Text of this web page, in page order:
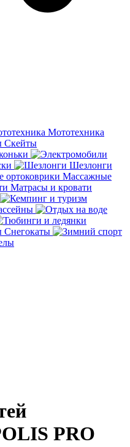
Мототехника
Скейты
Шезлонги
Массажные
Матрасы и кровати
Снегокаты
PRO